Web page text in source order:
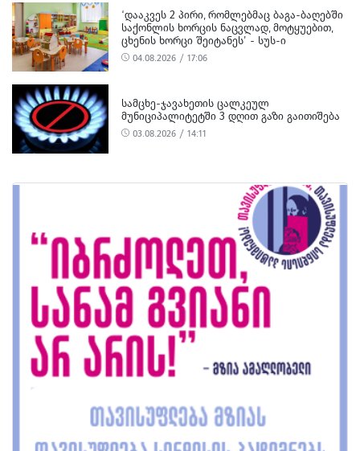
‘ᲓᲐᲐᲙᲕᲔᲡ 2 ᲞᲘᲠᲘ, ᲠᲝᲛᲚᲔᲑᲛᲐᲪ ᲑᲐᲒᲐ-ᲑᲐᲦᲔᲑᲨᲘ
ᲡᲐᲥᲝᲜᲚᲘᲡ ᲮᲝᲠᲪᲘᲡ ᲜᲐᲪᲕᲚᲐᲓ, ᲛᲝᲢᲧᲣᲔᲑᲘᲗ,
ᲪᲮᲔᲜᲘᲡ ᲮᲝᲠᲪᲘ ᲨᲔᲘᲢᲐᲜᲔᲡ’ - ᲡᲣᲡ-Ი
04.08.2026 / 17:06
ᲡᲐᲛᲪᲮᲔ-ᲯᲐᲕᲐᲮᲔᲗᲘᲡ ᲪᲐᲚᲙᲔᲣᲚ
ᲛᲣᲜᲘᲪᲘᲞᲐᲚᲘᲢᲔᲢᲨᲘ 3 ᲓᲦᲘᲗ ᲒᲐᲖᲘ ᲒᲐᲘᲗᲘᲨᲔᲑᲐ
03.08.2026 / 14:11